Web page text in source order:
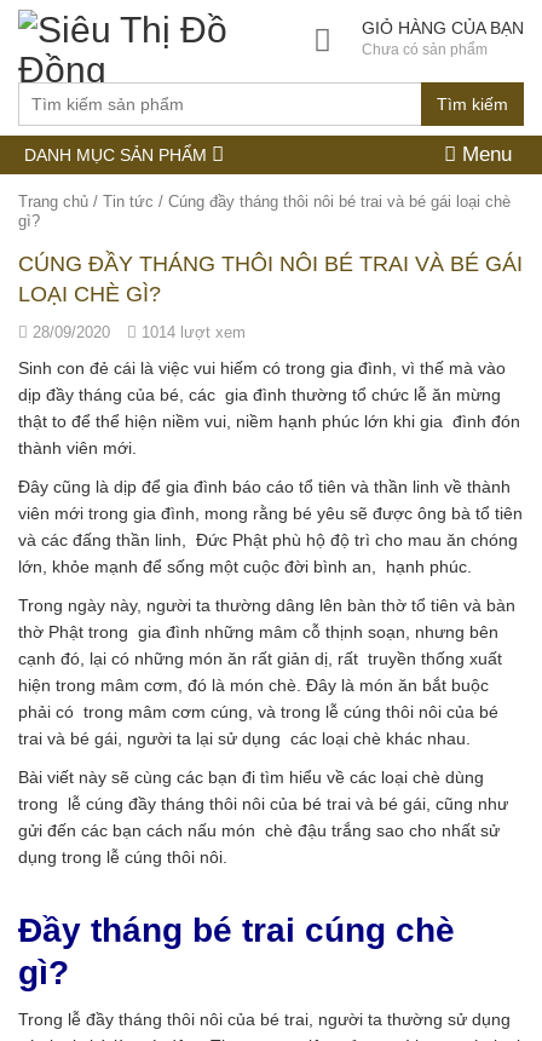
Tìm kiếm
GIỎ HÀNG CỦA BẠN
Chưa có sản phẩm
DANH MỤC SẢN PHẨM Menu
Trang chủ / Tin tức / Cúng đầy tháng thôi nôi bé trai và bé gái loại chè
gì?
CÚNG ĐẦY THÁNG THÔI NÔI BÉ TRAI VÀ BÉ GÁI
LOẠI CHÈ GÌ?
28/09/2020 1014 lượt xem
Sinh con đẻ cái là việc vui hiếm có trong gia đình, vì thế mà vào
dịp đầy tháng của bé, các gia đình thường tổ chức lễ ăn mừng
thật to để thể hiện niềm vui, niềm hạnh phúc lớn khi gia đình đón
thành viên mới.
Đây cũng là dịp để gia đình báo cáo tổ tiên và thần linh về thành
viên mới trong gia đình, mong rằng bé yêu sẽ được ông bà tổ tiên
và các đấng thần linh, Đức Phật phù hộ độ trì cho mau ăn chóng
lớn, khỏe mạnh để sống một cuộc đời bình an, hạnh phúc.
Trong ngày này, người ta thường dâng lên bàn thờ tổ tiên và bàn
thờ Phật trong gia đình những mâm cỗ thịnh soạn, nhưng bên
cạnh đó, lại có những món ăn rất giản dị, rất truyền thống xuất
hiện trong mâm cơm, đó là món chè. Đây là món ăn bắt buộc
phải có trong mâm cơm cúng, và trong lễ cúng thôi nôi của bé
trai và bé gái, người ta lại sử dụng các loại chè khác nhau.
Bài viết này sẽ cùng các bạn đi tìm hiểu về các loại chè dùng
trong lễ cúng đầy tháng thôi nôi của bé trai và bé gái, cũng như
gửi đến các bạn cách nấu món chè đậu trắng sao cho nhất sử
dụng trong lễ cúng thôi nôi.
Đầy tháng bé trai cúng chè
gì?
Trong lễ đầy tháng thôi nôi của bé trai, người ta thường sử dụng